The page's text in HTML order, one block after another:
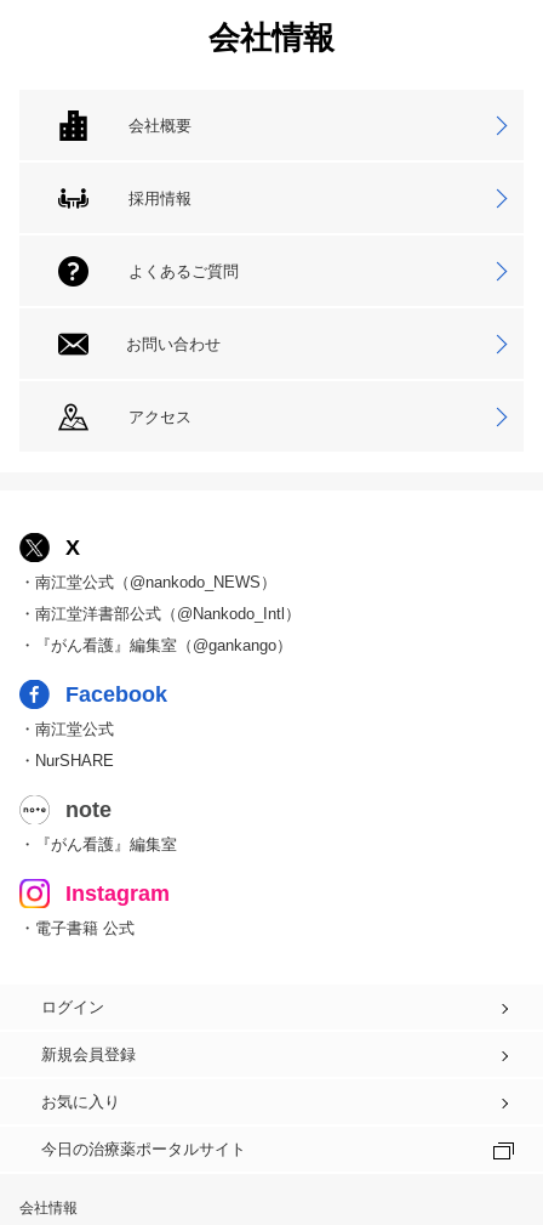
会社情報
会社概要
採用情報
よくあるご質問
お問い合わせ
アクセス
X
・南江堂公式（@nankodo_NEWS）
・南江堂洋書部公式（@Nankodo_Intl）
・『がん看護』編集室（@gankango）
Facebook
・南江堂公式
・NurSHARE
note
・『がん看護』編集室
Instagram
・電子書籍 公式
ログイン
新規会員登録
お気に入り
今日の治療薬ポータルサイト
会社情報